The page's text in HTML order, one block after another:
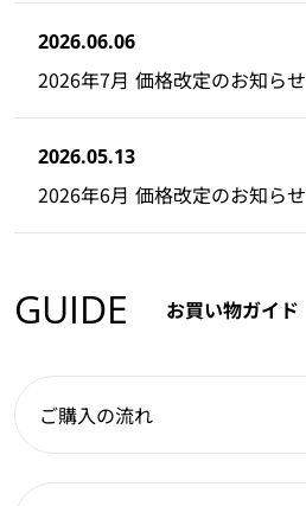
2026.06.06
2026年7月 価格改定のお知らせ
2026.05.13
2026年6月 価格改定のお知らせ
GUIDE お買い物ガイド
ご購入の流れ